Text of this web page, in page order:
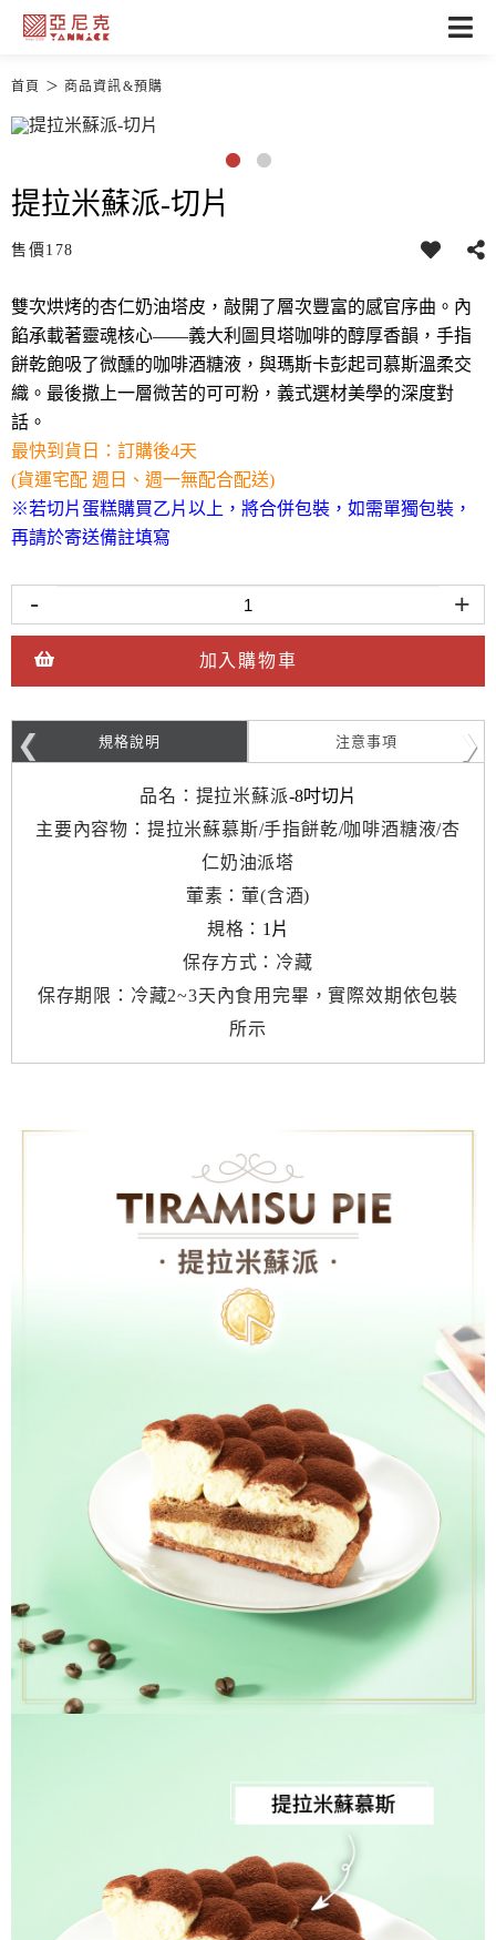
首頁 商品資訊&預購
提拉米蘇派-切片
售價 178
雙次烘烤的杏仁奶油塔皮，敲開了層次豐富的感官序曲。內
餡承載著靈魂核心——義大利圖貝塔咖啡的醇厚香韻，手指
餅乾飽吸了微醺的咖啡酒糖液，與瑪斯卡彭起司慕斯溫柔交
織。最後撒上一層微苦的可可粉，義式選材美學的深度對
話。
最快到貨日：訂購後4天
(貨運宅配 週日、週一無配合配送)
※若切片蛋糕購買乙片以上，將合併包裝，如需單獨包裝，
再請於寄送備註填寫
- +
加入購物車
規格說明 注意事項
品名：提拉米蘇派-8吋切片
主要內容物：提拉米蘇慕斯/手指餅乾/咖啡酒糖液/杏
仁奶油派塔
葷素：葷(含酒)
規格： 1片
保存方式：冷藏
保存期限：冷藏2~3天內食用完畢，實際效期依包裝
所示